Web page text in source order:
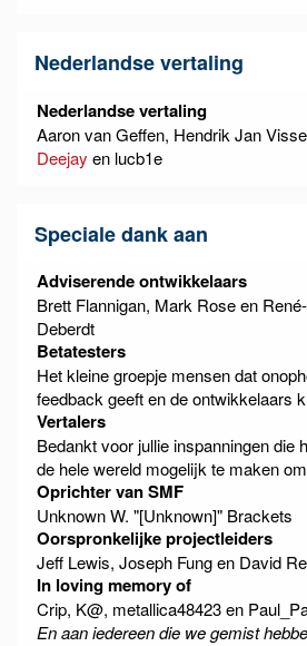
Nederlandse vertaling
Nederlandse vertaling
Aaron van Geffen, Hendrik Jan
Deejay en lucb1e
Speciale dank aan
Adviserende ontwikkelaars
Brett Flannigan, Mark Rose en
Deberdt
Betatesters
Het kleine groepje mensen dat
feedback geeft en de ontwikkelaars
Vertalers
Bedankt voor jullie inspanningen die
de hele wereld mogelijk te maken
Oprichter van SMF
Unknown W. "[Unknown]" Brackets
Oorspronkelijke projectleiders
Jeff Lewis, Joseph Fung en David
In loving memory of
Crip, K@, metallica48423 en
En aan iedereen die we gemist